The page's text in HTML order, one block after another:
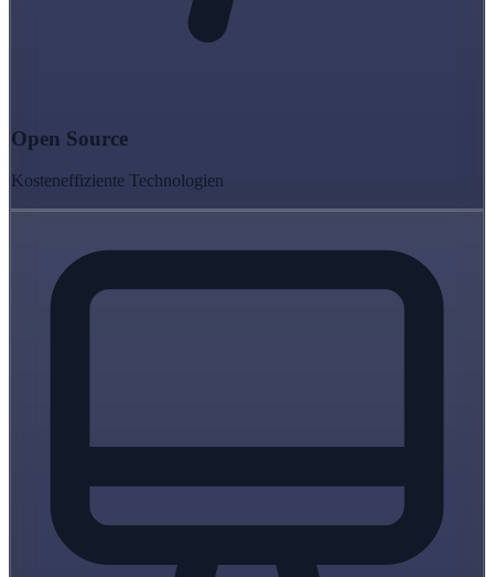
Open Source
Kosteneffiziente Technologien